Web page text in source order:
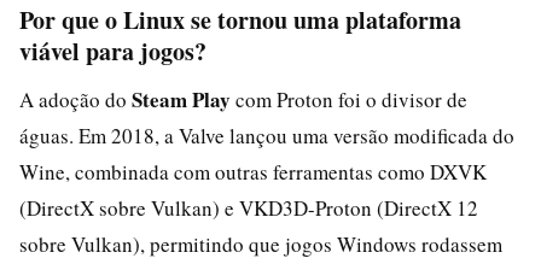
Por que o Linux se tornou uma plataforma
viável para jogos?
A adoção do Steam Play com Proton foi o divisor de
águas. Em 2018, a Valve lançou uma versão modificada do
Wine, combinada com outras ferramentas como DXVK
(DirectX sobre Vulkan) e VKD3D-Proton (DirectX 12
sobre Vulkan), permitindo que jogos Windows rodassem